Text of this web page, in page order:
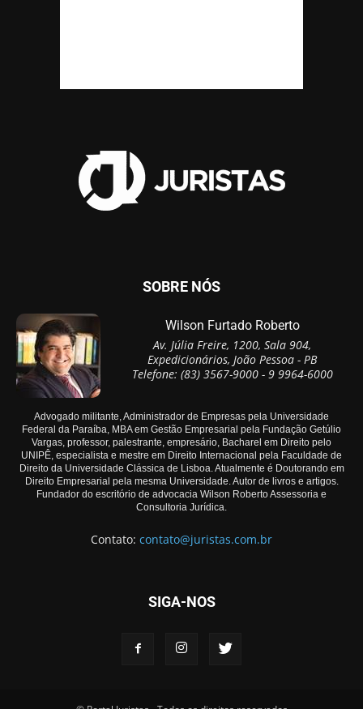
SOBRE NÓS
Wilson Furtado Roberto
Av. Júlia Freire, 1200, Sala 904,
Expedicionários, João Pessoa - PB
Telefone: (83) 3567-9000 - 9 9964-6000
Advogado militante, Administrador de Empresas pela Universidade
Federal da Paraíba, MBA em Gestão Empresarial pela Fundação Getúlio
Vargas, professor, palestrante, empresário, Bacharel em Direito pelo
UNIPÊ, especialista e mestre em Direito Internacional pela Faculdade de
Direito da Universidade Clássica de Lisboa. Atualmente é Doutorando em
Direito Empresarial pela mesma Universidade. Autor de livros e artigos.
Fundador do escritório de advocacia Wilson Roberto Assessoria e
Consultoria Jurídica.
Contato: contato@juristas.com.br
SIGA-NOS